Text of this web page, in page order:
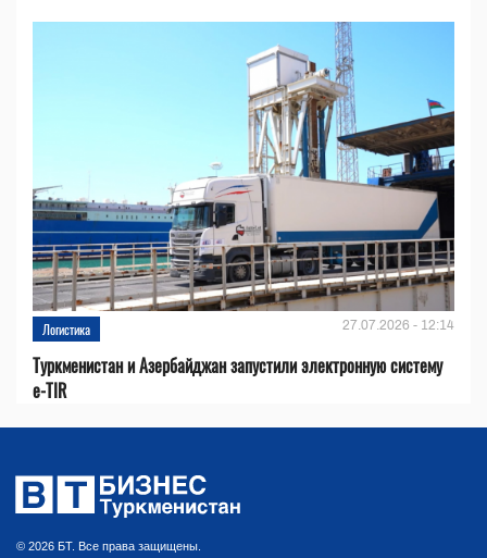
Логистика 27.07.2026 - 12:14
Туркменистан и Азербайджан запустили электронную систему
e-TIR
© 2026 БТ. Все права защищены.